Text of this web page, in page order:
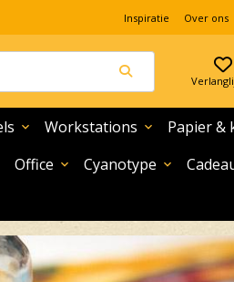
Inspiratie Over ons
expand_more Workstations expand_more Papier &
Office expand_more Cyanotype expand_more